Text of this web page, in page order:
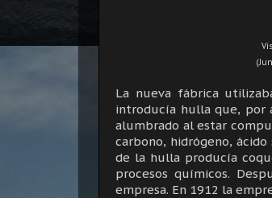
La nueva fábrica
introducía hulla que, por
alumbrado al estar
carbono, hidrógeno,
de la hulla producía
procesos químicos.
empresa. En 1912 la